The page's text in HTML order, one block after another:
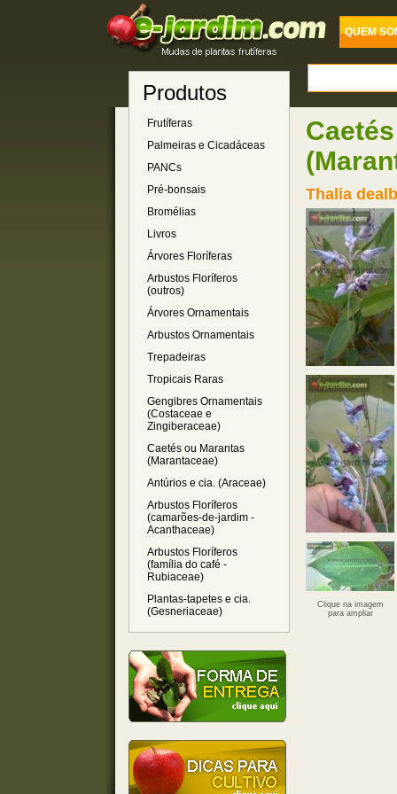
QUEM
Produtos
Frutíferas
Palmeiras e Cicadáceas
PANCs
Pré-bonsais
Bromélias
Livros
Árvores Floríferas
Arbustos Floríferos
(outros)
Árvores Ornamentais
Arbustos Ornamentais
Trepadeiras
Tropicais Raras
Gengibres Ornamentais
(Costaceae e
Zingiberaceae)
Caetés ou Marantas
(Marantaceae)
Antúrios e cia. (Araceae)
Arbustos Floríferos
(camarões-de-jardim -
Acanthaceae)
Arbustos Floríferos
(família do café -
Rubiaceae)
Plantas-tapetes e cia.
(Gesneriaceae)
Thalia
Clique na imagem
para ampliar